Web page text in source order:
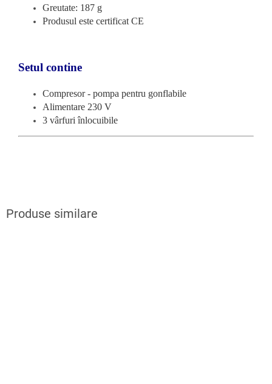
Greutate: 187 g
Produsul este certificat CE
Setul contine
Compresor - pompa pentru gonflabile
Alimentare 230 V
3 vârfuri înlocuibile